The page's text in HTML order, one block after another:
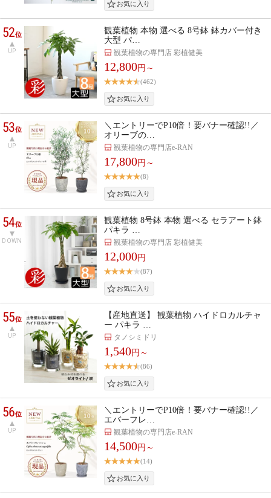
52位
UP
観葉植物 本物 選べる 8号鉢 鉢カバー付き
大型 パ…
観葉植物の専門店 彩植健美
12,800円～
(462)
53位
UP
＼エントリーでP10倍！要バナー確認!!／
オリーブの…
観葉植物の専門店e-RAN
17,800円～
(8)
54位
DOWN
観葉植物 8号鉢 本物 選べる セラアート鉢
パキラ …
観葉植物の専門店 彩植健美
12,000円
(87)
55位
UP
【産地直送】 観葉植物 ハイドロカルチャ
ー パキラ …
タノシミドリ
1,540円～
(86)
56位
UP
＼エントリーでP10倍！要バナー確認!!／
エバーフレ…
観葉植物の専門店e-RAN
14,500円～
(14)